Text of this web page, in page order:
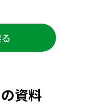
資料